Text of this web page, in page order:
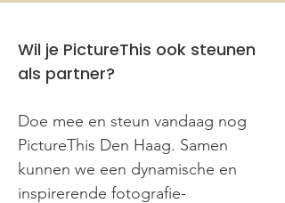
​Wil je PictureThis ook steunen
als partner?
Doe mee en steun vandaag nog
PictureThis Den Haag. Samen
kunnen we een dynamische en
inspirerende fotografie-